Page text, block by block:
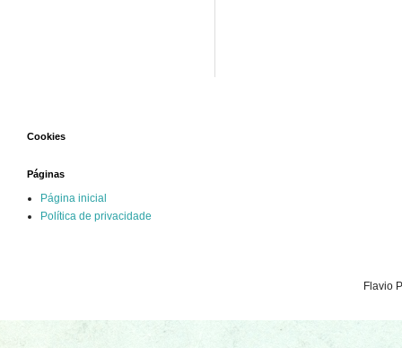
Cookies
Páginas
Página inicial
Política de privacidade
Flavio